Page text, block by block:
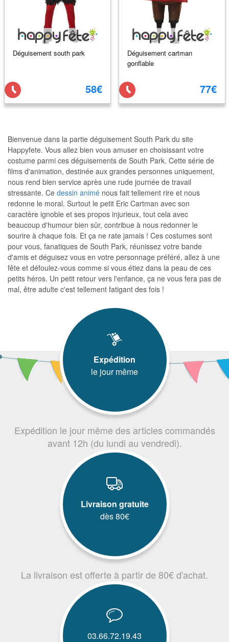
Déguisement south park
58€
Déguisement cartman
gonflable
77€
Bienvenue dans la partie déguisement South Park du site
Happyfete. Vous allez bien vous amuser en choisissant votre
costume parmi ces déguisements de South Park. Cette série de
films d'animation, destinée aux grandes personnes uniquement,
nous rend bien service après une rude journée de travail
stressante. Ce dessin animé nous fait tellement rire et nous
redonne le moral. Surtout le petit Eric Cartman avec son
caractère ignoble et ses propos injurieux, tout cela avec
beaucoup d'humour bien sûr, contribue à nous redonner le
sourire à chaque fois. Et ça ne rate jamais ! Ces costumes sont
pour vous, fanatiques de South Park, réunissez votre bande
d'amis et déguisez vous en votre personnage préféré, allez à une
fête et défoulez-vous comme si vous étiez dans la peau de ces
petits héros. Un petit retour vers l'enfance, ça ne vous fera pas de
mal, être adulte c'est tellement fatigant des fois !
Expédition
le jour même
Expédition le jour même des articles commandés
avant 12h (du lundi au vendredi).
Livraison gratuite
dès 80€
La livraison est offerte à partir de 80€ d'achat.
03.66.72.19.43